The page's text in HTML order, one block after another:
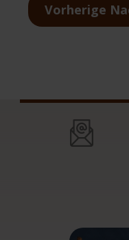
Vorherige